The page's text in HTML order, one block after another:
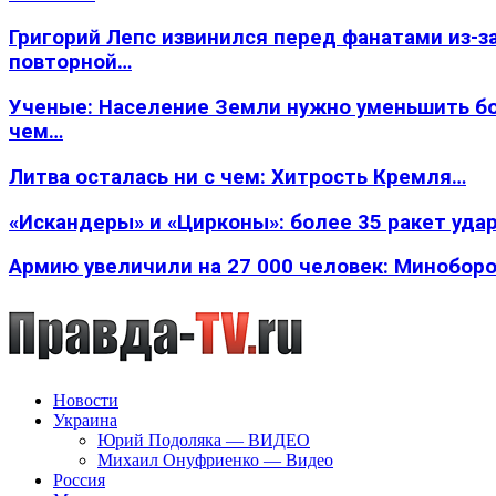
Григорий Лепс извинился перед фанатами из-
повторной…
Ученые: Население Земли нужно уменьшить
чем…
Литва осталась ни с чем: Хитрость Кремля…
«Искандеры» и «Цирконы»: более 35 ракет
Армию увеличили на 27 000 человек:
Новости
Украина
Юрий Подоляка — ВИДЕО
Михаил Онуфриенко — Видео
Россия